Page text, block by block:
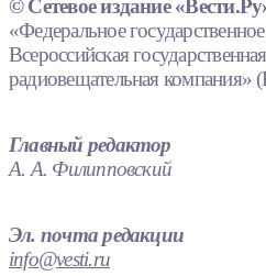
© Сетевое издание
«Федеральное
Всероссийская
радиовещательная
Главный редактор
А. А. Филипповский
Эл. почта редакции
info@vesti.ru